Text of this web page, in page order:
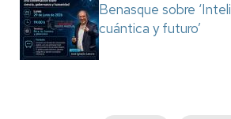
Benasque sobre
cuántica y futuro’